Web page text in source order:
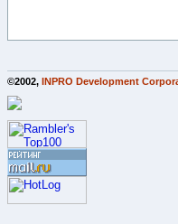
©2002, INPRO Development